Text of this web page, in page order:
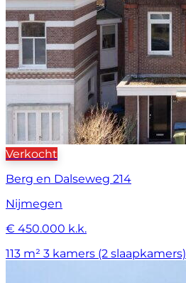
Verkocht
Berg en Dalseweg 214
Nijmegen
€ 450.000 k.k.
113 m² 3 kamers (2 slaapkamers)